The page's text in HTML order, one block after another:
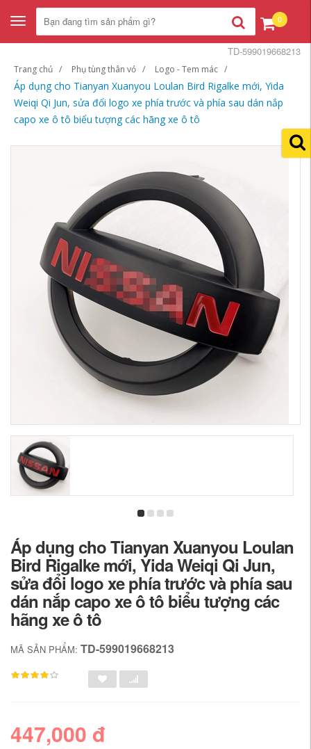
Toggle
navigation
0
Trang chủ Phụ tùng thân vỏ Logo - Tem mác
Áp dụng cho Tianyan Xuanyou Loulan Bird Rigalke mới, Yida
Weiqi Qi Jun, sửa đổi logo xe phía trước và phía sau dán nắp
capo xe ô tô biểu tượng các hãng xe ô tô
TD-599019668213
Áp dụng cho Tianyan Xuanyou Loulan
Bird Rigalke mới, Yida Weiqi Qi Jun,
sửa đổi logo xe phía trước và phía sau
dán nắp capo xe ô tô biểu tượng các
hãng xe ô tô
MÃ SẢN PHẨM: TD-599019668213
447,000 đ